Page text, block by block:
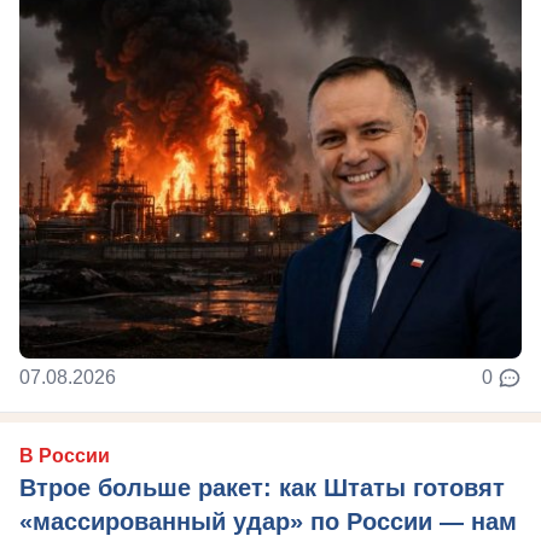
07.08.2026 0
В России
Втрое больше ракет: как Штаты готовят
«массированный удар» по России — нам